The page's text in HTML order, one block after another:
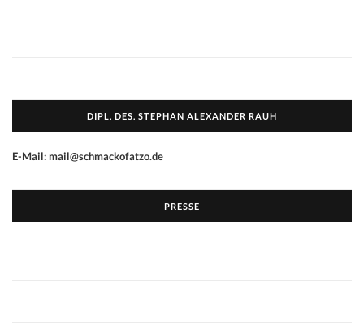
DIPL. DES. STEPHAN ALEXANDER RAUH
E-Mail: mail@schmackofatzo.de
PRESSE